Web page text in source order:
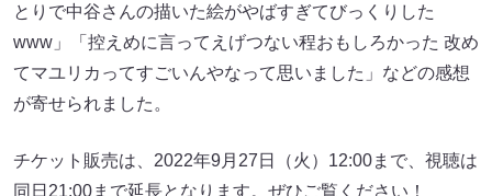
とりで中谷さんの描いた絵がやばすぎてびっくりした
www」「控えめに言ってえげつない程おもしろかった 改め
てマユリカってすごいんやなって思いました」などの感想
が寄せられました。
チケット販売は、2022年9月27日（火）12:00まで、視聴は
同日21:00まで延長となります。ぜひご覧ください！